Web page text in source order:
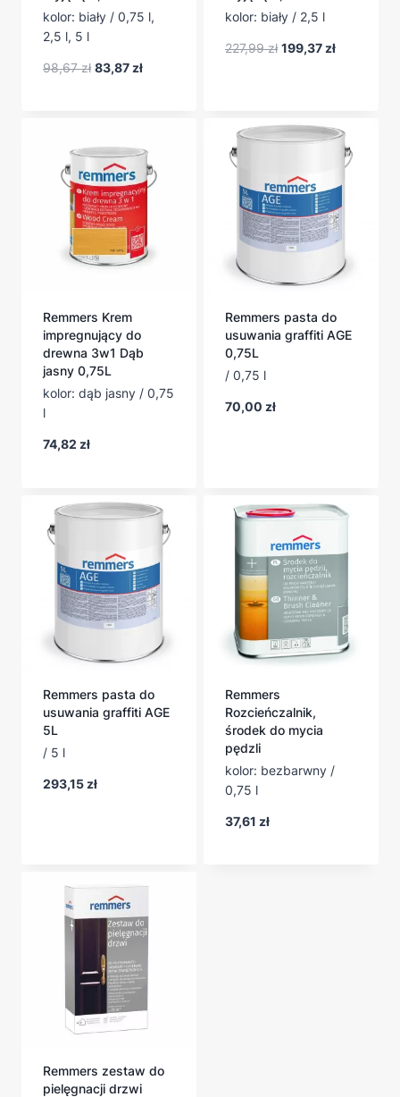
kolor: biały / 0,75 l,
2,5 l, 5 l
98,67zł Pierwotna
83,87 złAktualna
kolor: biały / 2,5 l
227,99zł Pierwotna
199,37 złAktualna
Remmers Krem
impregnujący do
drewna 3w1 Dąb
jasny 0,75L
kolor: dąb jasny / 0,75
l
74,82 zł
Remmers pasta do
usuwania graffiti AGE
0,75L
/ 0,75 l
70,00 zł
Remmers pasta do
usuwania graffiti AGE
5L
/ 5 l
293,15 zł
Remmers
Rozcieńczalnik,
środek do mycia
pędzli
kolor: bezbarwny /
0,75 l
37,61 zł
Remmers zestaw do
pielęgnacji drzwi